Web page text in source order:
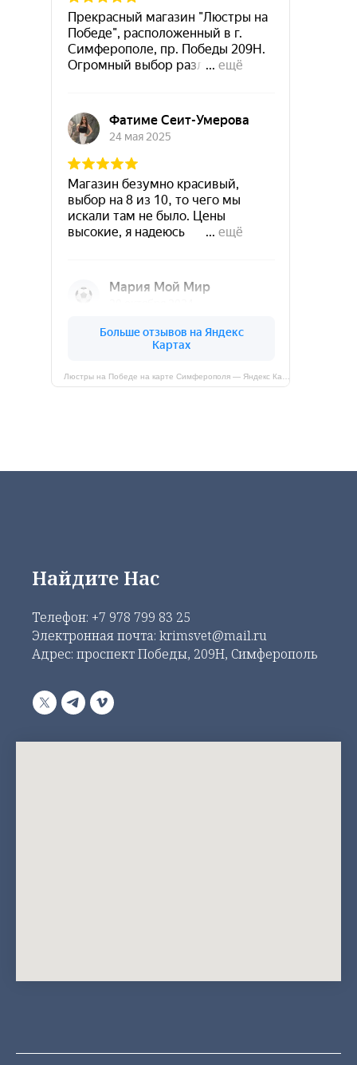
Найдите Нас
Телефон: +7 978 799 83 25
Электронная почта: krimsvet@mail.ru
Адрес: проспект Победы, 209Н, Симферополь